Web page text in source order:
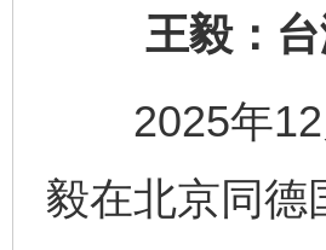
王毅：台
2025年12
毅在北京同德